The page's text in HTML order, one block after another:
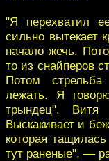
"Я перехватил
сильно вытекает
начало жечь.
то из снайперов
Потом
лежать. Я
трындец". Витя
Выскакивает и
которая
тут раненые", —